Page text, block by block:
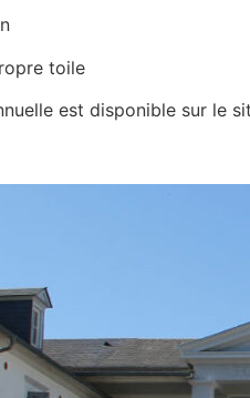
toile
est disponible sur